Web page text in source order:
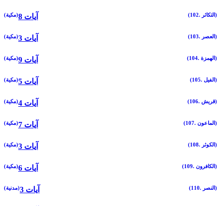
(102. التكاثر) (مكية) 8 آيات
(103. العصر) (مكية) 3 آيات
(104. الهمزة) (مكية) 9 آيات
(105. الفيل) (مكية) 5 آيات
(106. قريش) (مكية) 4 آيات
(107. الماعون) (مكية) 7 آيات
(108. الكوثر) (مكية) 3 آيات
(109. الكافرون) (مكية) 6 آيات
(110. النصر) (مدنية) 3 آيات